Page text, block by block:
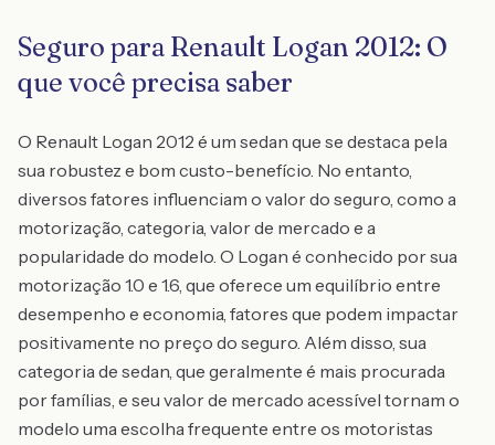
Seguro para Renault Logan 2012: O
que você precisa saber
O Renault Logan 2012 é um sedan que se destaca pela
sua robustez e bom custo-benefício. No entanto,
diversos fatores influenciam o valor do seguro, como a
motorização, categoria, valor de mercado e a
popularidade do modelo. O Logan é conhecido por sua
motorização 1.0 e 1.6, que oferece um equilíbrio entre
desempenho e economia, fatores que podem impactar
positivamente no preço do seguro. Além disso, sua
categoria de sedan, que geralmente é mais procurada
por famílias, e seu valor de mercado acessível tornam o
modelo uma escolha frequente entre os motoristas